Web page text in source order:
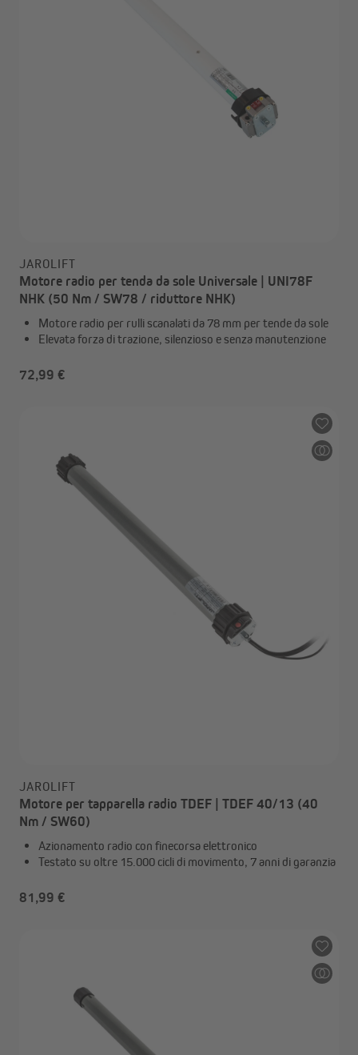
JAROLIFT
Motore radio per tenda da sole Universale | UNI78F
NHK (50 Nm / SW78 / riduttore NHK)
Motore radio per rulli scanalati da 78 mm per tende da sole
Elevata forza di trazione, silenzioso e senza manutenzione
72,99 €
JAROLIFT
Motore per tapparella radio TDEF | TDEF 40/13 (40
Nm / SW60)
Azionamento radio con finecorsa elettronico
Testato su oltre 15.000 cicli di movimento, 7 anni di garanzia
81,99 €